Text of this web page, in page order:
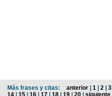
Más frases y citas: anterior | 1 | 2 | 3
14 | 15 | 16 | 17 | 18 | 19 | 20 | siguiente